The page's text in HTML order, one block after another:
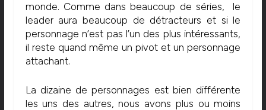
monde. Comme dans beaucoup de séries, le
leader aura beaucoup de détracteurs et si le
personnage n’est pas l’un des plus intéressants,
il reste quand même un pivot et un personnage
attachant.
La dizaine de personnages est bien différente
les uns des autres, nous avons plus ou moins